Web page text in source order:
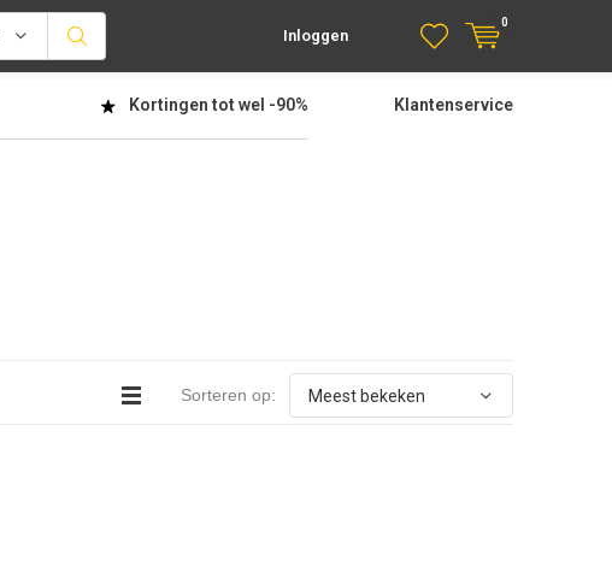
Inloggen
0
Kortingen tot wel -90% Klantenservice
Sorteren op: